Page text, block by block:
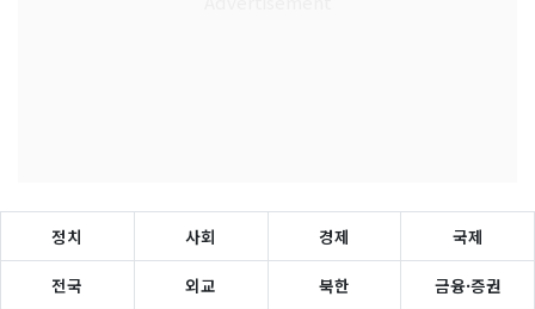
정치 사회 경제 국제
전국 외교 북한 금융·증권